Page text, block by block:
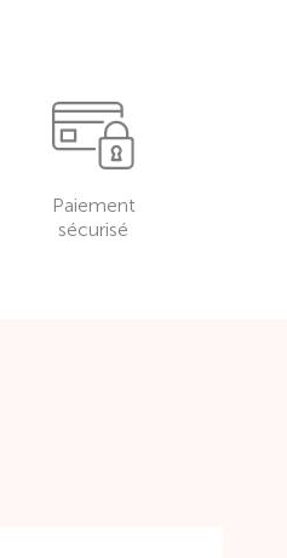
Paiement
sécurisé